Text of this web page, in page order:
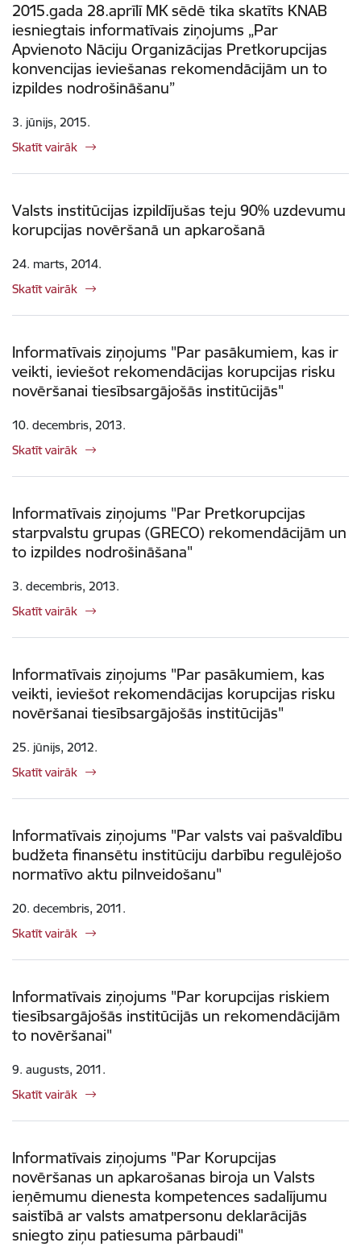
2015.gada 28.aprīlī MK sēdē tika skatīts KNAB
iesniegtais informatīvais ziņojums „Par
Apvienoto Nāciju Organizācijas Pretkorupcijas
konvencijas ieviešanas rekomendācijām un to
izpildes nodrošināšanu”
3. jūnijs, 2015.
Skatīt vairāk
Valsts institūcijas izpildījušas teju 90% uzdevumu
korupcijas novēršanā un apkarošanā
24. marts, 2014.
Skatīt vairāk
Informatīvais ziņojums "Par pasākumiem, kas ir
veikti, ieviešot rekomendācijas korupcijas risku
novēršanai tiesībsargājošās institūcijās"
10. decembris, 2013.
Skatīt vairāk
Informatīvais ziņojums "Par Pretkorupcijas
starpvalstu grupas (GRECO) rekomendācijām un
to izpildes nodrošināšana"
3. decembris, 2013.
Skatīt vairāk
Informatīvais ziņojums "Par pasākumiem, kas
veikti, ieviešot rekomendācijas korupcijas risku
novēršanai tiesībsargājošās institūcijās"
25. jūnijs, 2012.
Skatīt vairāk
Informatīvais ziņojums "Par valsts vai pašvaldību
budžeta finansētu institūciju darbību regulējošo
normatīvo aktu pilnveidošanu"
20. decembris, 2011.
Skatīt vairāk
Informatīvais ziņojums "Par korupcijas riskiem
tiesībsargājošās institūcijās un rekomendācijām
to novēršanai"
9. augusts, 2011.
Skatīt vairāk
Informatīvais ziņojums "Par Korupcijas
novēršanas un apkarošanas biroja un Valsts
ieņēmumu dienesta kompetences sadalījumu
saistībā ar valsts amatpersonu deklarācijās
sniegto ziņu patiesuma pārbaudi"